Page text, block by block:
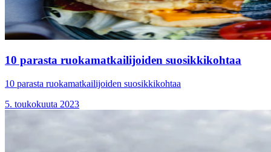
10 parasta ruokamatkailijoiden suosikkikohtaa
10 parasta ruokamatkailijoiden suosikkikohtaa
5. toukokuuta 2023